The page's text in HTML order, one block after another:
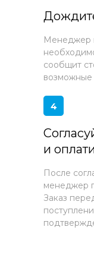
После
менеджер
Заказ
и
4
Менеджер
сообщит
возможные